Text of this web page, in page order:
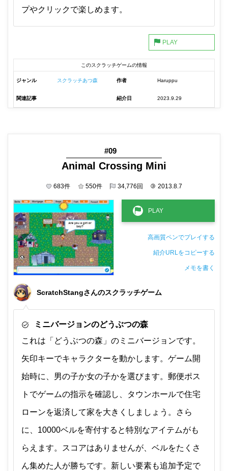
プやクリックで楽しめます。
このスクラッチゲームの情報
ジャンル スクラッチあつ森 作者 Haruppu
関連記事 紹介日 2023.9.29
#09
Animal Crossing Mini
683件 550件 34,776 回 © 2013.8.7
高画質ペンでプレイする
紹介URLをコピーする
メモを書く
ScratchStangさんのスクラッチゲーム
ミニバージョンのどうぶつの森
これは「どうぶつの森」のミニバージョンです。
矢印キーでキャラクターを動かします。ゲーム開
始時に、男の子か女の子かを選びます。郵便ポス
トでゲームの指示を確認し、タウンホールで住宅
ローンを返済して家を大きくしましょう。さら
に、10000ベルを寄付すると特別なアイテムがも
らえます。スコアはありませんが、ベルをたくさ
ん集めた人が勝ちです。新しい要素も追加予定で